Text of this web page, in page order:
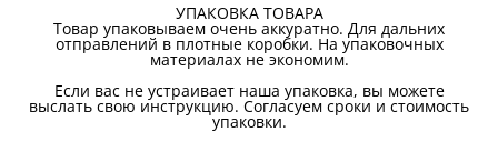
УПАКОВКА ТОВАРА
Товар упаковываем очень аккуратно. Для дальних
отправлений в плотные коробки. На упаковочных
материалах не экономим.
Если вас не устраивает наша упаковка, вы можете
выслать свою инструкцию. Согласуем сроки и стоимость
упаковки.